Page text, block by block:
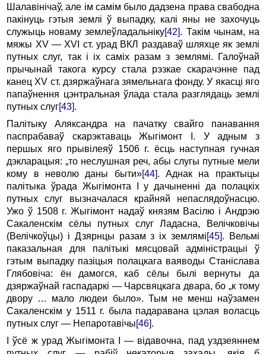
Шалавінічаў, але ім самім было дадзена права свабодна
пакінуць гэтыя землі ў выпадку, калі яны не захочуць
служыць новаму землеўладальніку[42]. Такім чынам, на
мяжы XV — XVI ст. урад ВКЛ раздаваў шляхце як землі
путных слуг, так і іх саміх разам з землямі. Галоўнай
прычынай такога курсу стала рэзкае скарачэнне пад
канец XV ст. дзяржаўнага зямельнага фонду. У якасці яго
папаўнення цэнтральная ўлада стала разглядаць землі
путных слуг[43].
Палітыку Аляксандра на пачатку свайго панавання
паспрабаваў скарэктаваць Жыгімонт I. У адным з
першых яго прывілеяў 1506 г. ёсць наступная гучная
дэкларацыя: „то неслушная реч, абы слугы путные мели
кому в неволю даны быти»[44]. Аднак на практыцы
палітыка ўрада Жыгімонта I у дачыненні да полацкіх
путных слуг вызначалася крайняй непаслядоўнасцю.
Ужо ў 1508 г. Жыгімонт надаў князям Васілю і Андрэю
Сакаленскім сёлы путных слуг Ладасна, Велічковічы
(Велічкоўцы) і Дзярнцы разам з іх землямі[45]. Вельмі
паказальная для палітыкі мясцовай адміністрацыі ў
гэтым выпадку пазіцыя полацкага ваяводы Станіслава
Глябовіча: ён дамогся, каб сёлы былі вернуты да
дзяржаўнай гаспадаркі — Чарсвяцкага двара, бо „к тому
двору … мало людеи было». Тым не менш наўзамен
Сакаленскім у 1511 г. была падаравана цэлая воласць
путных слуг — Непаротавічы[46].
І ўсё ж урад Жыгімонта I — відавочна, пад уздзеяннем